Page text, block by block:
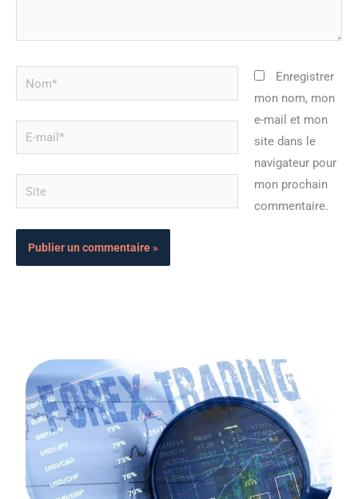
Nom*
mail*
Site
Enregistrer
mon nom, mon
e-mail et mon
site dans le
navigateur pour
mon prochain
commentaire.